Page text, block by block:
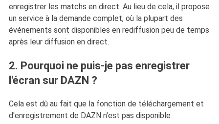
enregistrer les matchs en direct. Au lieu de cela, il propose
un service à la demande complet, où la plupart des
événements sont disponibles en rediffusion peu de temps
après leur diffusion en direct.
2. Pourquoi ne puis-je pas enregistrer
l'écran sur DAZN ?
Cela est dû au fait que la fonction de téléchargement et
d'enregistrement de DAZN n'est pas disponible